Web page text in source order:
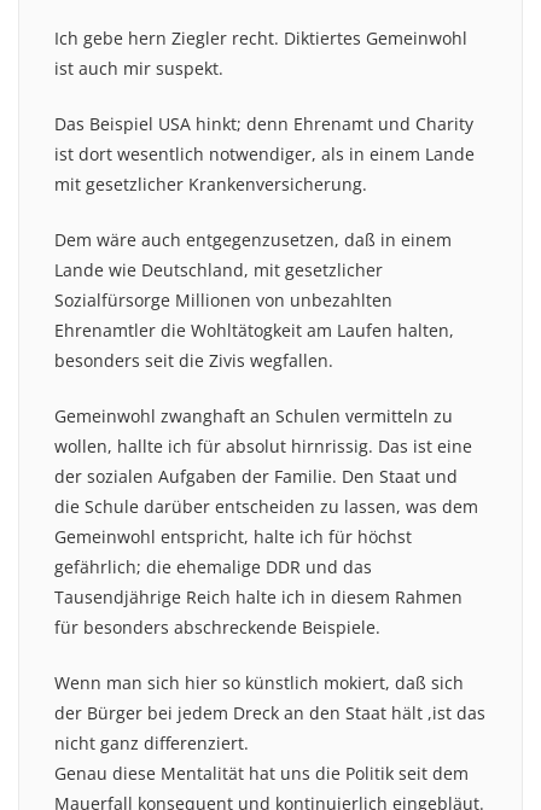
Ich gebe hern Ziegler recht. Diktiertes Gemeinwohl
ist auch mir suspekt.
Das Beispiel USA hinkt; denn Ehrenamt und Charity
ist dort wesentlich notwendiger, als in einem Lande
mit gesetzlicher Krankenversicherung.
Dem wäre auch entgegenzusetzen, daß in einem
Lande wie Deutschland, mit gesetzlicher
Sozialfürsorge Millionen von unbezahlten
Ehrenamtler die Wohltätogkeit am Laufen halten,
besonders seit die Zivis wegfallen.
Gemeinwohl zwanghaft an Schulen vermitteln zu
wollen, hallte ich für absolut hirnrissig. Das ist eine
der sozialen Aufgaben der Familie. Den Staat und
die Schule darüber entscheiden zu lassen, was dem
Gemeinwohl entspricht, halte ich für höchst
gefährlich; die ehemalige DDR und das
Tausendjährige Reich halte ich in diesem Rahmen
für besonders abschreckende Beispiele.
Wenn man sich hier so künstlich mokiert, daß sich
der Bürger bei jedem Dreck an den Staat hält ,ist das
nicht ganz differenziert.
Genau diese Mentalität hat uns die Politik seit dem
Mauerfall konsequent und kontinuierlich eingebläut.